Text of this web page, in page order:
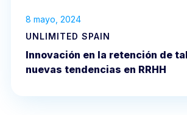
8 mayo, 2024
UNLIMITED SPAIN
Innovación en la retención de
nuevas tendencias en RRHH